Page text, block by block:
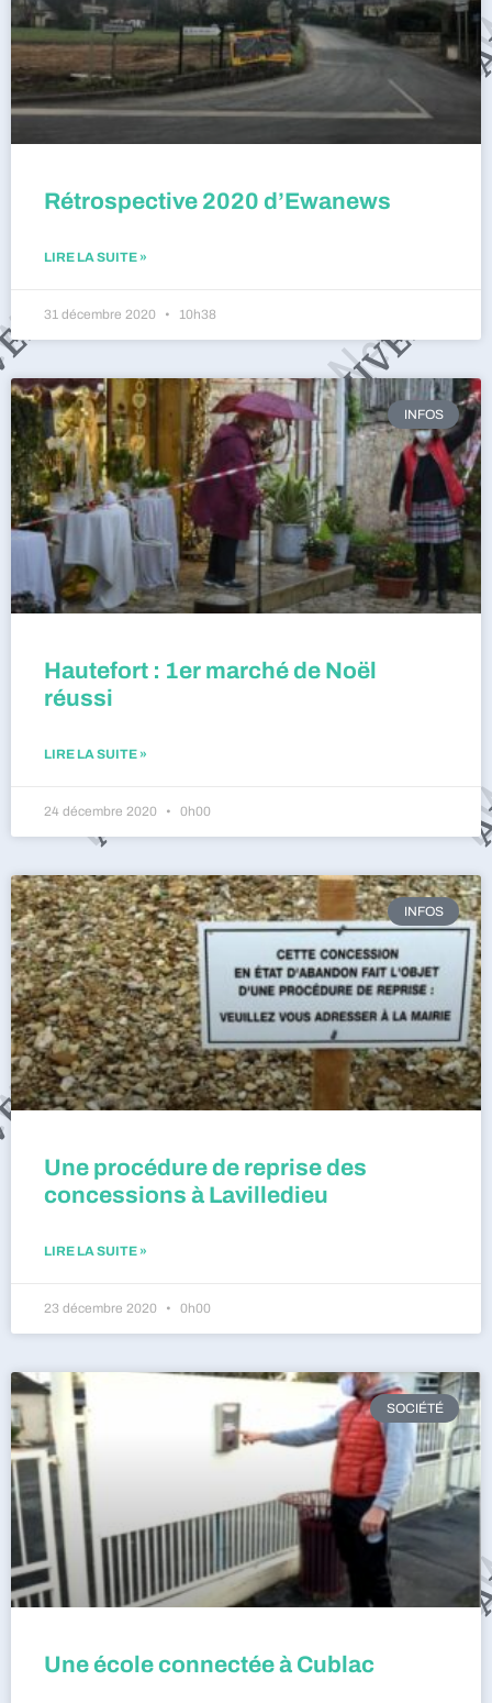
Rétrospective 2020 d’Ewanews
LIRE LA SUITE »
31 décembre 2020 10h38
INFOS
Hautefort : 1er marché de Noël
réussi
LIRE LA SUITE »
24 décembre 2020 0h00
INFOS
Une procédure de reprise des
concessions à Lavilledieu
LIRE LA SUITE »
23 décembre 2020 0h00
SOCIÉTÉ
Une école connectée à Cublac